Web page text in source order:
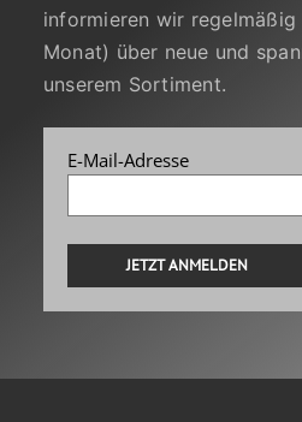
informieren wir
Monat) über neue und
unserem Sortiment.
E-Mail-Adresse
Alternative: